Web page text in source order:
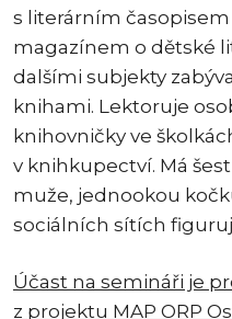
s literárním
magazínem o dětské
dalšími subjekty
knihami. Lektoruje
knihovničky ve
v knihkupectví. Má
muže, jednookou
sociálních sítích
Účast na semináři je
z projektu MAP ORP